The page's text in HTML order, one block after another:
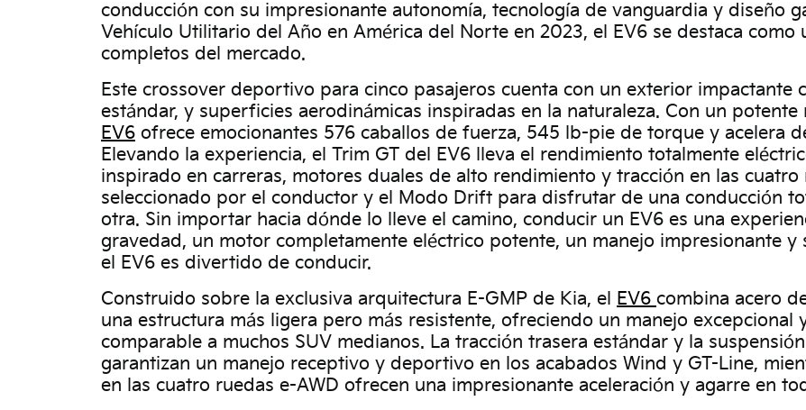
conducción con su impresionante autonomía, tecnología de vanguardia y diseño
Vehículo Utilitario del Año en América del Norte en 2023, el EV6 se destaca como
completos del mercado.
Este crossover deportivo para cinco pasajeros cuenta con un exterior impactante
estándar, y superficies aerodinámicas inspiradas en la naturaleza. Con un
EV6 ofrece emocionantes 576 caballos de fuerza, 545 lb-pie de torque y acelera
Elevando la experiencia, el Trim GT del EV6 lleva el rendimiento totalmente
inspirado en carreras, motores duales de alto rendimiento y tracción en las cuatro
seleccionado por el conductor y el Modo Drift para disfrutar de una conducción
otra. Sin importar hacia dónde lo lleve el camino, conducir un EV6 es una
gravedad, un motor completamente eléctrico potente, un manejo impresionante y
el EV6 es divertido de conducir.
Construido sobre la exclusiva arquitectura E-GMP de Kia, el EV6 combina acero
una estructura más ligera pero más resistente, ofreciendo un manejo excepcional
comparable a muchos SUV medianos. La tracción trasera estándar y la
garantizan un manejo receptivo y deportivo en los acabados Wind y GT-Line,
en las cuatro ruedas e-AWD ofrecen una impresionante aceleración y agarre en